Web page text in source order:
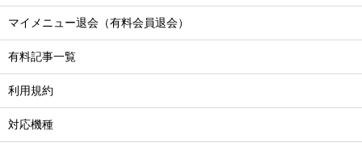
マイメニュー退会（有料会員退会）
有料記事一覧
利用規約
対応機種